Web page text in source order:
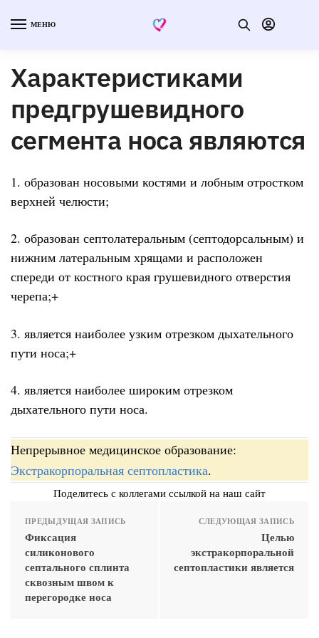
МЕНЮ
Характеристиками
предгрушевидного
сегмента носа являются
1. образован носовыми костями и лобным отростком
верхней челюсти;
2. образован септолатеральным (септодорсальным) и
нижним латеральным хрящами и расположен
спереди от костного края грушевидного отверстия
черепа;+
3. является наиболее узким отрезком дыхательного
пути носа;+
4. является наиболее широким отрезком
дыхательного пути носа.
Непрерывное медицинское образование:
Экстракорпоральная септопластика.
Поделитесь с коллегами ссылкой на наш сайт
ПРЕДЫДУЩАЯ ЗАПИСЬ
Фиксация
силиконового
септального сплинта
сквозным швом к
перегородке носа
СЛЕДУЮЩАЯ ЗАПИСЬ
Целью
экстракорпоральной
септопластики является